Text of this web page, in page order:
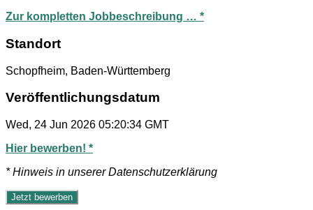
Zur kompletten Jobbeschreibung … *
Standort
Schopfheim, Baden-Württemberg
Veröffentlichungsdatum
Wed, 24 Jun 2026 05:20:34 GMT
Hier bewerben! *
* Hinweis in unserer Datenschutzerklärung